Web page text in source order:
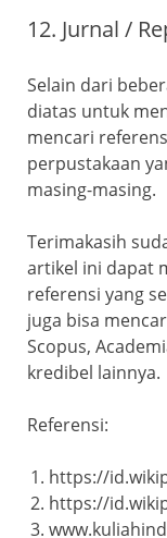
12. Jurnal /
Selain dari
diatas untuk
mencari
perpustakaan
masing-masing.
Terimakasih
artikel ini dapat
referensi yang
juga bisa
Scopus,
kredibel lainnya.
Referensi:
https://
https://